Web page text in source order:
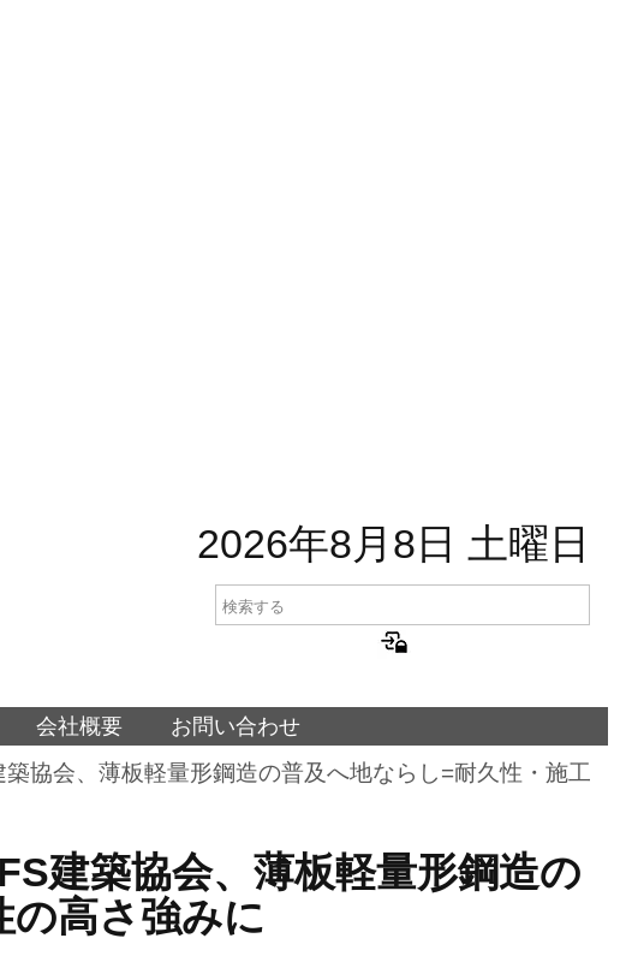
2026年8月8日 土曜日
会社概要 お問い合わせ
協会、薄板軽量形鋼造の普及へ地ならし=耐久性・施工
建築協会、薄板軽量形鋼造の
の高さ強みに